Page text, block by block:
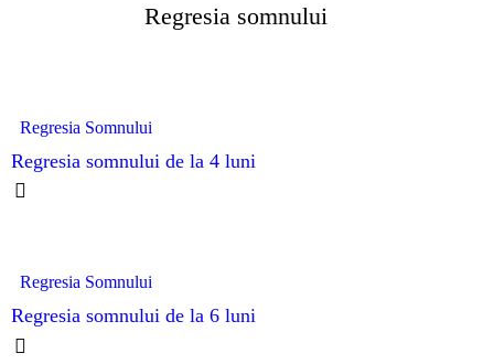
Regresia somnului
Regresia Somnului
Regresia somnului de la 4 luni
Regresia Somnului
Regresia somnului de la 6 luni